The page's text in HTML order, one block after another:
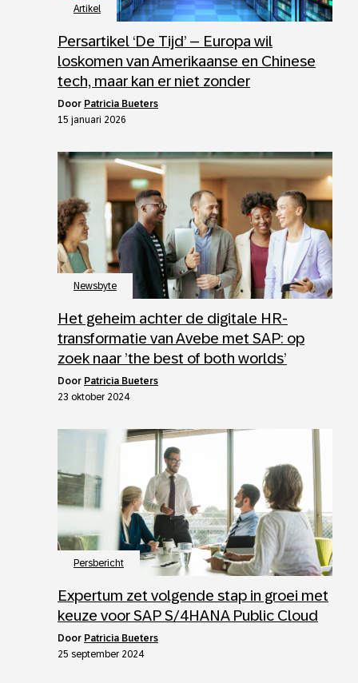
Artikel
Persartikel ‘De Tijd’ – Europa wil
loskomen van Amerikaanse en Chinese
tech, maar kan er niet zonder
door Patricia Bueters
15 januari 2026
Newsbyte
Het geheim achter de digitale HR-
transformatie van Avebe met SAP: op
zoek naar ’the best of both worlds’
door Patricia Bueters
23 oktober 2024
Persbericht
Expertum zet volgende stap in groei met
keuze voor SAP S/4HANA Public Cloud
door Patricia Bueters
25 september 2024